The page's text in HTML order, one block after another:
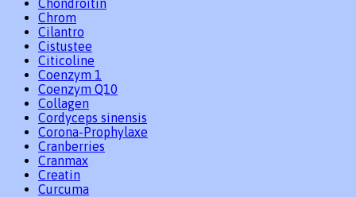
Chondroitin
Chrom
Cilantro
Cistustee
Citicoline
Coenzym 1
Coenzym Q10
Collagen
Cordyceps sinensis
Corona-Prophylaxe
Cranberries
Cranmax
Creatin
Curcuma